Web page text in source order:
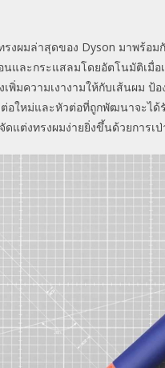
งผมล่าสุดของ Dyson มาพร้อม
และกระแสลมโดยอัตโนมัติเมื่
เพิ่มความเงางามให้กับเส้นผม
อใหม่และหัวต่อที่ถูกพัฒนาจะได้
แต่งทรงผมง่ายยิ่งขึ้นด้วยการเ